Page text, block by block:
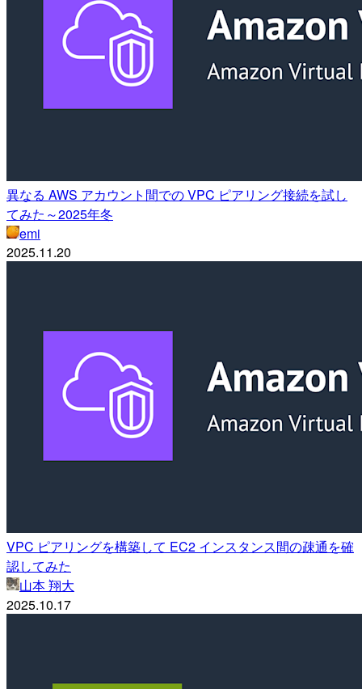
異なる AWS アカウント間での VPC ピアリング接続を試し
てみた～2025年冬
emi
2025.11.20
VPC ピアリングを構築して EC2 インスタンス間の疎通を確
認してみた
山本 翔大
2025.10.17